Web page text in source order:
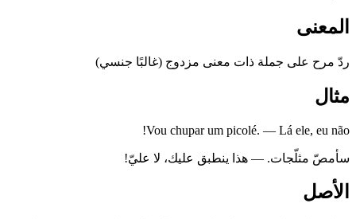
المعنى
ردّ مرح على جملة ذات معنى مزدوج (غالبًا جنسي)
مثال
Vou chupar um picolé. — Lá ele, eu não!
سأمصّ مثلّجات. — هذا ينطبق عليك، لا عليّ!
الأصل